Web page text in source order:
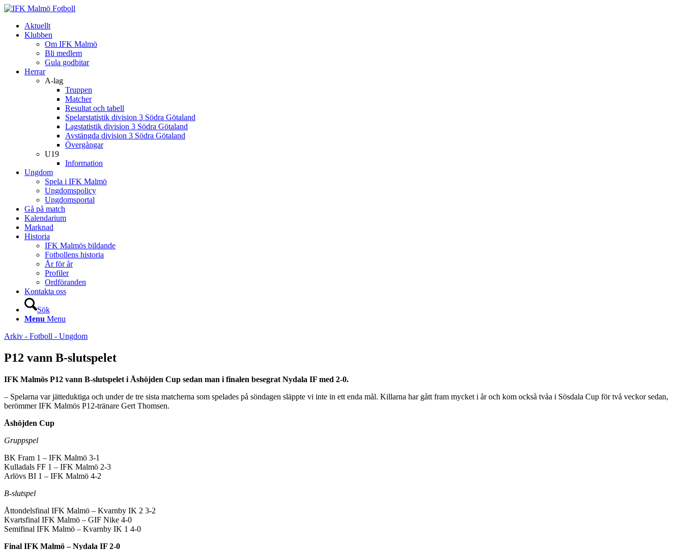
Aktuellt
Klubben
Om IFK Malmö
Bli medlem
Gula godbitar
Herrar
A-lag
Truppen
Matcher
Resultat och tabell
Spelarstatistik division 3 Södra Götaland
Lagstatistik division 3 Södra Götaland
Avstängda division 3 Södra Götaland
Övergångar
U19
Information
Ungdom
Spela i IFK Malmö
Ungdomspolicy
Ungdomsportal
Gå på match
Kalendarium
Marknad
Historia
IFK Malmös bildande
Fotbollens historia
År för år
Profiler
Ordföranden
Kontakta oss
Sök
Menu Menu
Arkiv - Fotboll - Ungdom
P12 vann B-slutspelet
IFK Malmös P12 vann B-slutspelet i Åshöjden Cup sedan man i finalen besegrat Nydala IF med 2-0.
– Spelarna var jätteduktiga och under de tre sista matcherna som spelades på söndagen släppte vi inte in ett enda mål. Killarna har gått fram mycket i år och kom också tvåa i Sösdala Cup för två veckor sedan,
berömmer IFK Malmös P12-tränare Gert Thomsen.
Åshöjden Cup
Gruppspel
BK Fram 1 – IFK Malmö 3-1
Kulladals FF 1 – IFK Malmö 2-3
Arlövs BI 1 – IFK Malmö 4-2
B-slutspel
Åttondelsfinal IFK Malmö – Kvarnby IK 2 3-2
Kvartsfinal IFK Malmö – GIF Nike 4-0
Semifinal IFK Malmö – Kvarnby IK 1 4-0
Final IFK Malmö – Nydala IF 2-0